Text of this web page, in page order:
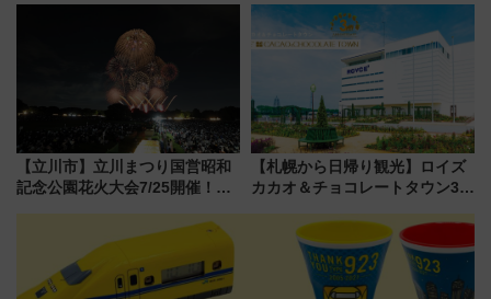
火前に楽しむ仙台観光ルートま
で解説！
【立川市】立川まつり国営昭和
記念公園花火大会7/25開催！
混雑に要注意、その理由は
【札幌から日帰り観光】ロイズ
カカオ＆チョコレートタウン3周
詰め放題を開催、ロイズタウン
駅からのアクセスも